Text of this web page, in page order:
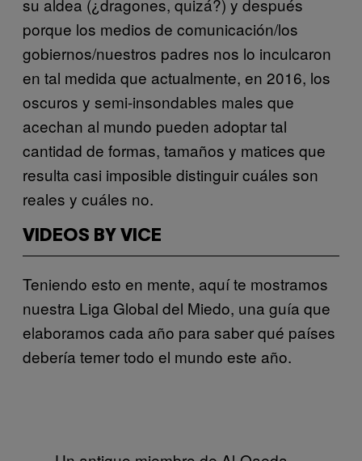
porque los medios de comunicación/los
gobiernos/nuestros padres nos lo inculcaron
en tal medida que actualmente, en 2016, los
oscuros y semi-insondables males que
acechan al mundo pueden adoptar tal
cantidad de formas, tamaños y matices que
resulta casi imposible distinguir cuáles son
reales y cuáles no.
VIDEOS BY VICE
Teniendo esto en mente, aquí te mostramos
nuestra Liga Global del Miedo, una guía que
elaboramos cada año para saber qué países
debería temer todo el mundo este año.